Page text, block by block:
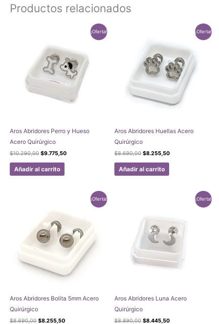
Productos relacionados
¡Oferta!
Aros Abridores Perro y Hueso
Acero Quirúrgico
$10.290,00 El
original
era:
$9.775,50El
Añadir al carrito
¡Oferta!
Aros Abridores Huellas Acero
Quirúrgico
$8.690,00 El
original
era:
$8.255,50El
Añadir al carrito
¡Oferta!
Aros Abridores Bolita 5mm Acero
Quirúrgico
$8.690,00 El
$8.255,50El
¡Oferta!
Aros Abridores Luna Acero
Quirúrgico
$8.890,00 El
$8.445,50El